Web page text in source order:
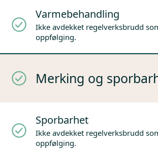
Varmebehandling
Ikke avdekket regelverksbrudd
oppfølging.
Merking og
Sporbarhet
Ikke avdekket regelverksbrudd
oppfølging.